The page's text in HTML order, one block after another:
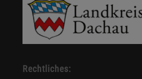
Rechtliches: